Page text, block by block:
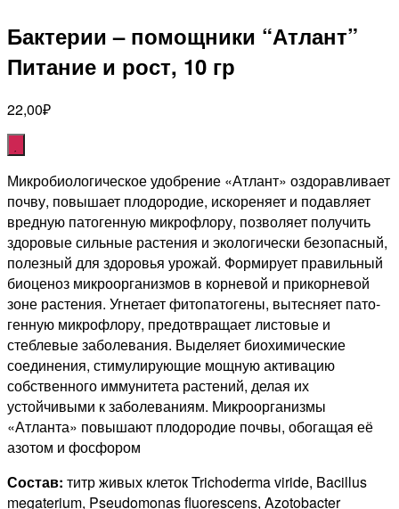
Бактерии – помощники “Атлант”
Питание и рост, 10 гр
22,00₽
Микробиологическое удобрение «Атлант» оздоравливает
почву, повышает плодородие, искореняет и подавляет
вредную патогенную микрофлору, позволяет получить
здоровые сильные растения и экологически безопасный,
полезный для здоровья урожай. Формирует правильный
биоценоз микроорганизмов в корневой и прикорневой
зоне растения. Угнетает фитопатогены, вытесняет па­то­
генную микрофлору, предотвращает листовые и
стеблевые заболевания. Выделяет биохимические
соединения, стимулирующие мощную активацию
собственного иммунитета растений, делая их
устойчивыми к заболеваниям. Микроорганизмы
«Атланта» повышают плодородие почвы, обогащая её
азотом и фосфором
Состав: титр живых клеток Trichoderma viride, Bacillus
me­ga­te­ri­um, Pseudomonas fluorescens, Azotobacter